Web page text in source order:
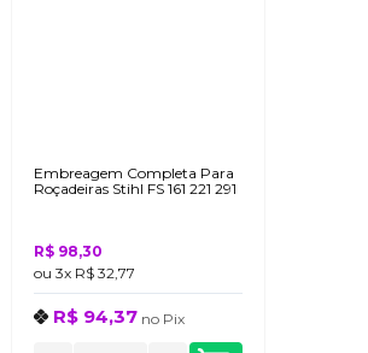
Embreagem Completa Para
Roçadeiras Stihl FS 161 221 291
R$ 98,30
ou 3x R$ 32,77
R$ 94,37 no Pix